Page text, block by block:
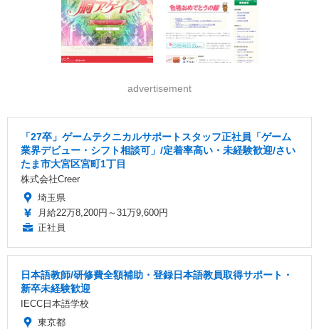
advertisement
「27卒」ゲームテクニカルサポートスタッフ正社員「ゲーム
業界デビュー・シフト相談可」/定着率高い・未経験歓迎/さい
たま市大宮区宮町1丁目
株式会社Creer
埼玉県
月給22万8,200円～31万9,600円
正社員
日本語教師/研修費全額補助・登録日本語教員取得サポート・
新卒未経験歓迎
IECC日本語学校
東京都